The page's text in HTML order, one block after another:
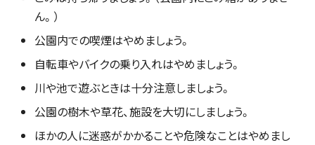
ん。）
公園内での喫煙はやめましょう。
自転車やバイクの乗り入れはやめましょう。
川や池で遊ぶときは十分注意しましょう。
公園の樹木や草花、施設を大切にしましょう。
ほかの人に迷惑がかかることや危険なことはやめまし